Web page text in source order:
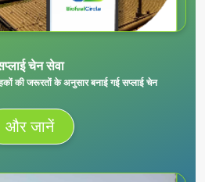
चेन सेवा
की जरूरतों के अनुसार बनाई गई सप्लाई चेन
और जानें